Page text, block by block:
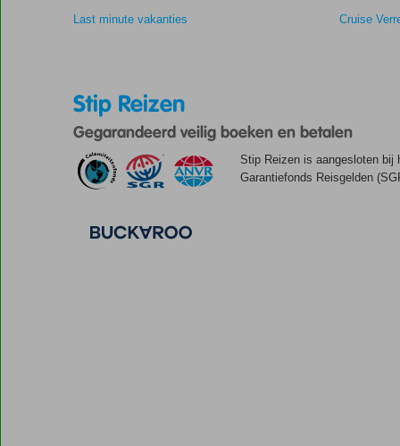
Last minute vakanties
Cruise
Stip Reizen
Gegarandeerd veilig boeken en betalen
Stip Reizen is aangesloten bij
Garantiefonds Reisgelden